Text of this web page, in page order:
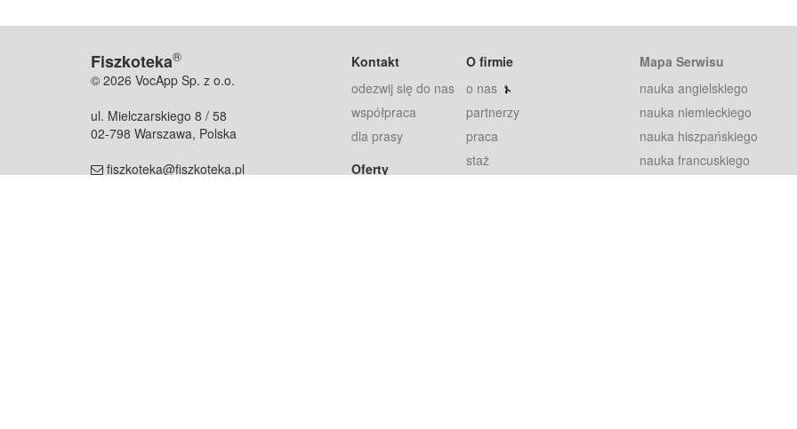
Fiszkoteka®
© 2026 VocApp Sp. z o.o.
ul. Mielczarskiego 8 / 58
02-798 Warszawa, Polska
fiszkoteka@fiszkoteka.pl
Kontakt
odezwij się do nas
współpraca
dla prasy
Oferty
O firmie
o nas
partnerzy
praca
staż
Mapa Serwisu
nauka angielskiego
nauka niemieckiego
nauka hiszpańskiego
nauka francuskiego